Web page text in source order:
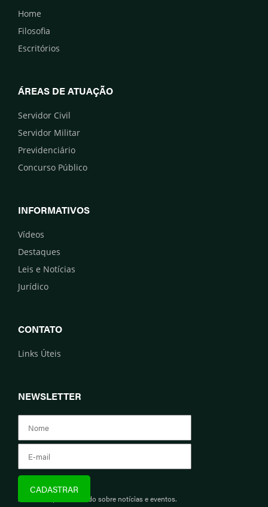
Home
Filosofia
Escritórios
ÁREAS DE ATUAÇÃO
Servidor Civil
Servidor Militar
Previdenciário
Concurso Público
INFORMATIVOS
Vídeos
Destaques
Leis e Notícias
Jurídico
CONTATO
Links Úteis
NEWSLETTER
Assine e fique informado sobre notícias e eventos.